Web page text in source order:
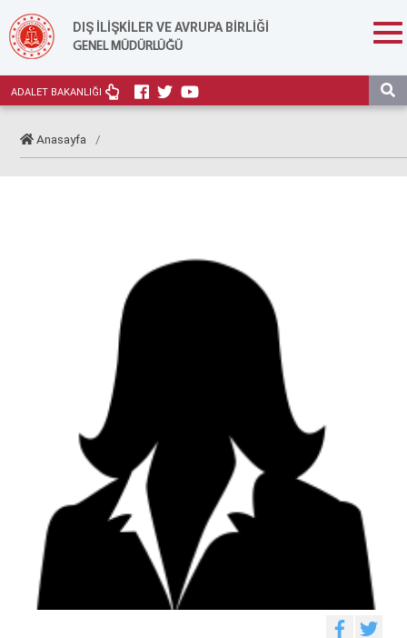
DIŞ İLİŞKİLER VE AVRUPA BİRLİĞİ
GENEL MÜDÜRLÜĞÜ
ADALET BAKANLIĞI
Anasayfa /